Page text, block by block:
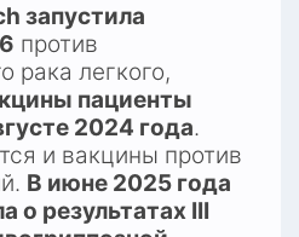
запустила
против
рака легкого,
пациенты
2024 года.
и вакцины против
В июне 2025 года
о результатах III